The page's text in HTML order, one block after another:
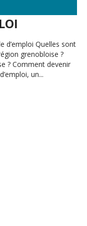
d’emploi Quelles sont
grenobloise ?
? Comment devenir
un...